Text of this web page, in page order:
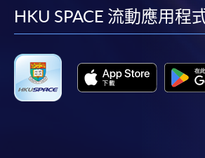
facebook
HKU SPACE 流動應用程